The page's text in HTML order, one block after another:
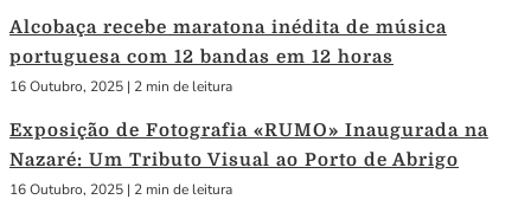
Alcobaça recebe maratona inédita de música
portuguesa com 12 bandas em 12 horas
16 Outubro, 2025 | 2 min de leitura
Exposição de Fotografia «RUMO» Inaugurada na
Nazaré: Um Tributo Visual ao Porto de Abrigo
16 Outubro, 2025 | 2 min de leitura